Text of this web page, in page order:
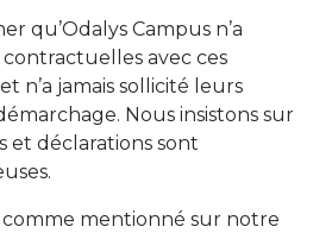
qu’Odalys Campus n’a
avec ces
n’a jamais sollicité leurs
Nous insistons sur
et déclarations sont
comme mentionné sur notre